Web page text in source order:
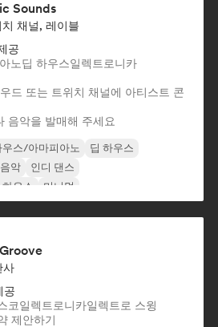
Sounds
채널, 레이블
공
노딥 하우스일렉트로니카
드 또는 트위치 채널에 아티스트 콘
음악을 발매해 주세요
우스/아마피아노
딥 하우스
악
인디 댄스
우스
미니멀
사
공
코일렉트로니카일렉트로 스윙
제안하기